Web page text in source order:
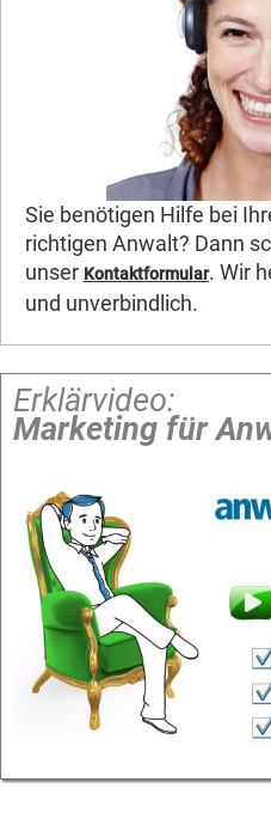
Sie benötigen Hilfe bei
richtigen Anwalt? Dann
unser Kontaktformular. Wir
und unverbindlich.
Erklärvideo:
Marketing für